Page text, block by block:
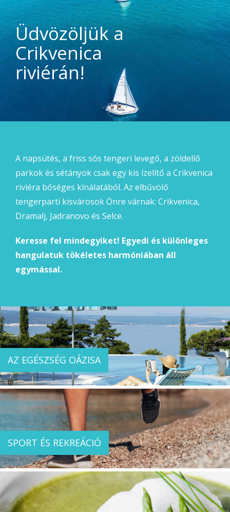
Üdvözöljük a
Crikvenica
riviérán!
A napsütés, a friss sós tengeri levegő, a zöldellő
parkok és sétányok csak egy kis ízelítő a Crikvenica
riviéra bőséges kínálatából. Az elbűvölő
tengerparti kisvárosok Önre várnak: Crikvenica,
Dramalj, Jadranovo és Selce.
Keresse fel mindegyiket! Egyedi és különleges
hangulatuk tökéletes harmóniában áll
egymással.
AZ EGÉSZSÉG OÁZISA
SPORT ÉS REKREÁCIÓ